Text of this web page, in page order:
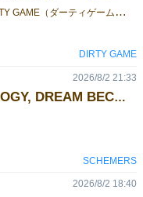
い
つも当ブランド「DIRTY GAME（ダーティゲーム）」を応援いただき、誠にありがとうございます。私たちのデビュー作『DIRTY DEAL GAME』（ダーティディールゲーム）は、もともと地域のある学童保育所で出会った一人の男の子の「また遊びたい」という言葉から生まれたボードゲームです。子どもたちや先生方の温かい応援を背負って挑んだ『ゲームマーケット2026春』から2ヶ月。 2026年7月28日、私たちは感謝と結果を伝えるため、再びあの学童保育所さんへと向かいました。▼ゲームマーケット2026春の当日の様子はこちらhttps://gamemarket.jp/blog/198609/■ ゲームマーケット2026春 結果報告今回のゲムマで、私たち「DIRTY GAME」は、持ち込んだ81個のうち69個を頒布することができました！当日のブースの様子（ブース番号：J36）初出展の場合「50個売れたら成功」と言われる中で、それを大きく上回る結果を残すことができ、本当に胸をなで下ろしています。子どもたちや先生方の前でこの結果を報告したとき、皆さんが自分のことのように喜んでくれて、心の底から安心しました。初出展でありながら、これほど多くの方に応援していただき、しっかりと結果で応えられたこと。嬉しい気持ちと感謝、そして安堵感で胸がいっぱいです。実はゲムマの前、「まだ何も結果を出していない自分が、こんなに誰かに応援される存在になっていいのだろうか……」と不安になることもありました。だからこそ、みんなの笑顔を見れた瞬間、救われたような気持ちになりました。当日はゲムマのおみやげ話をしたり、応援のお礼として『DIRTY DEAL GAME』の記念グッズを子どもたち一人ひとりにプレゼントしたりと、終始和やかな時間に。プレゼントしたもの■ 新作『DIRTY EDGE GAME』をお披露目！そして……訪問の後半では、2026年11月にクラウドファンディングを予定している新作ボードゲーム、『DIRTY EDGE GAME』（ダーティエッジゲーム）のテストプレイ（先行体験会）を実施しました！プレイ中の様子ルールを説明すると、子どもたちはすぐに理解してくれ、全力で楽しんでくれました。印象的だったのは、初めて遊ぶ1ラウンド目の1回目の勝負。みんながルールをしっかり理解してくれたからこそ、「どこにお金をベットするか」を真剣に悩み、なかなかゲームが進まなかったことです（笑）。ルールの飲み込みが早い子もいて、本当に驚かされました。おかげさまで、テストプレイは大好評！「前のゲームも楽しかったけど、こっちもすごく面白い！」とボソッと呟いてくれた子がいて、思わず笑みがこぼれました。「20億円になった！」「あ〜！5億円になっちゃった……」と、所持金が変動するたびに嬉しそうに報告してくれる姿がとても印象的でした。■ 新作『DIRTY EDGE GAME』の魅力と最新情報『DIRTY EDGE GAME』（ダーティエッジゲーム）は、カジノのバカラでカードをめくる瞬間のような、あのハラハラドキドキ感を誰もが楽しめる心理戦ボードゲームです。今回の新作は、前作を遊んでくださった皆様からの貴重なご意見を反映し、より直感的で、誰でもスッと遊べるゲーム性へと進化させました。完全新作タイトル（拡張セットではないため、前作をお持ちでない方も楽しめます）プレイ人数：2人〜6人対応シーン： 友人同士の熱い心理戦はもちろん、ご家族でのファミリープレイ、教育・学童施設でのレクリエーションまで幅広く対応そして前作に続き、今回もクラウドファンディングでの先行予約販売を実施いたします！【新作クラウドファンディング情報】実施期間： 2026年11月1日（日）〜 11月29日（日）予定詳細： プロジェクトページ公開時期に合わせて順次発表いたします。プロジェクトページの準備が整い次第、改めてご報告いたしますので、ぜひ公式X（旧Twitter）のチェックをお願いいたします！■ 現場の熱気を動画でお届け！現場の熱気と子どもたちの楽しい雰囲気は、ぜひこちらの動画からご覧ください！https://youtu.be/JGl1ss5yyVY?si=YPM6hrWTfpQ86iWT皆さまにこの熱気をお届けできる日を楽しみにしております！
DIRTY GAME
THRU TECHNOLOGY, DREAM BECOME REALITY!
2026/8/2 21:33
SCHEMERS
2026/8/2 18:40